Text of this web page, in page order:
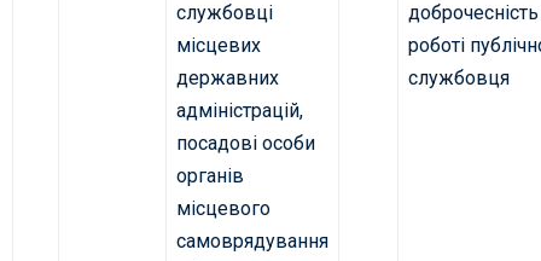
службовці
місцевих
державних
адміністрацій,
посадові особи
органів
місцевого
самоврядування
роботі
службовця